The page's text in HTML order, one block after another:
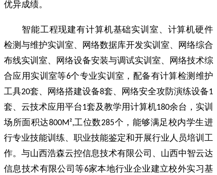
优异成绩。
智能工程现建有计算机基础实训室、计算机硬件
检测与维护实训室、网络数据库开发实训室、网络综合
布线实训室、网络设备安装与调试实训室、网络技术综
合应用实训室等6个专业实训室，配备有计算检测维护
工具20套、网络搭建设备8套、网络安全攻防演练设备1
套、云技术应用平台1套及教学用计算机180余台，实训
场所面积达800M²,工位数285个，能够满足校内学生进
行专业技能训练、职业技能鉴定和开展行业人员培训工
作。与山西浩森云控信息技术有限公司、山西中智云达
信息技术有限公司等6家本地行业企业建立校外实习基